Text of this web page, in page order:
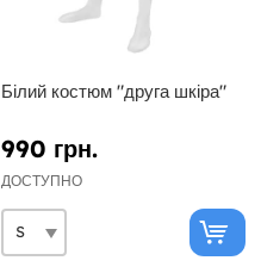
Білий костюм "друга шкіра"
990 грн.
ДОСТУПНО